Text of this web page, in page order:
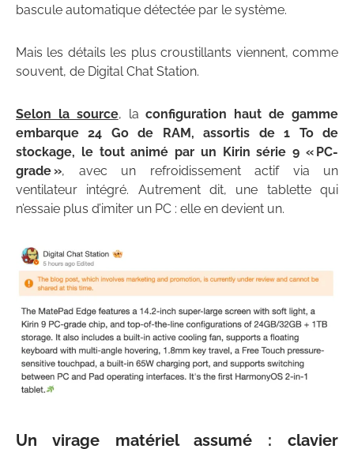
bascule automatique détectée par le système.
Mais les détails les plus croustillants viennent, comme
souvent, de Digital Chat Station.
Selon la source, laconfiguration haut de gamme
embarque 24 Go de RAM, assortis de 1 To de
stockage, le tout animé par un Kirin série 9 « PC-
grade », avec un refroidissement actif via un
ventilateur intégré. Autrement dit, une tablette qui
n’essaie plus d’imiter un PC : elle en devient un.
Un virage matériel assumé : clavier